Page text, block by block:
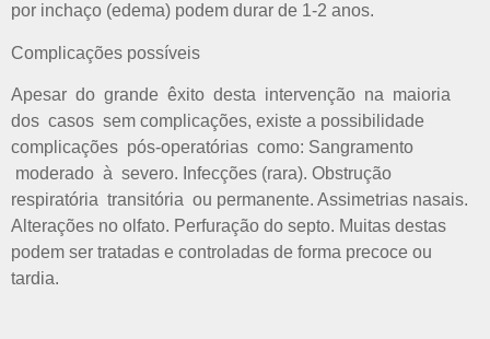
por inchaço (edema) podem durar de 1-2 anos.
Complicações possíveis
Apesar do grande êxito desta intervenção na maioria
dos casos sem complicações, existe a possibilidade
complicações pós-operatórias como: Sangramento
moderado à severo. Infecções (rara). Obstrução
respiratória transitória ou permanente. Assimetrias nasais.
Alterações no olfato. Perfuração do septo. Muitas destas
podem ser tratadas e controladas de forma precoce ou
tardia.